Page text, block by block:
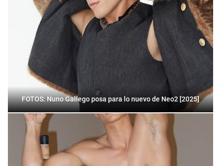
FOTOS: Nuno Gallego posa para lo nuevo de Neo2 [2025]